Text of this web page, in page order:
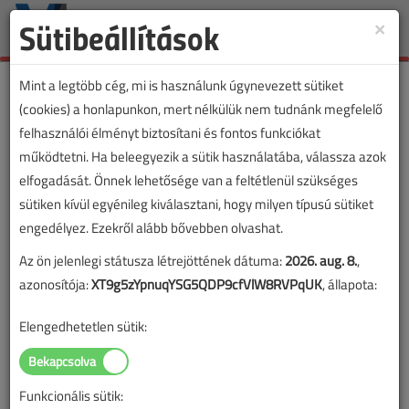
Toggle
×
Sütibeállítások
Mint a legtöbb cég, mi is használunk úgynevezett sütiket
(cookies) a honlapunkon, mert nélkülük nem tudnánk megfelelő
felhasználói élményt biztosítani és fontos funkciókat
működtetni. Ha beleegyezik a sütik használatába, válassza azok
elfogadását. Önnek lehetősége van a feltétlenül szükséges
sütiken kívül egyénileg kiválasztani, hogy milyen típusú sütiket
engedélyez. Ezekről alább bővebben olvashat.
Az ön jelenlegi státusza létrejöttének dátuma:2026. aug. 8.,
azonosítója:XT9g5zYpnuqYSG5QDP9cfVlW8RVPqUK, állapota:
Elengedhetetlen sütik:
Funkcionális sütik: